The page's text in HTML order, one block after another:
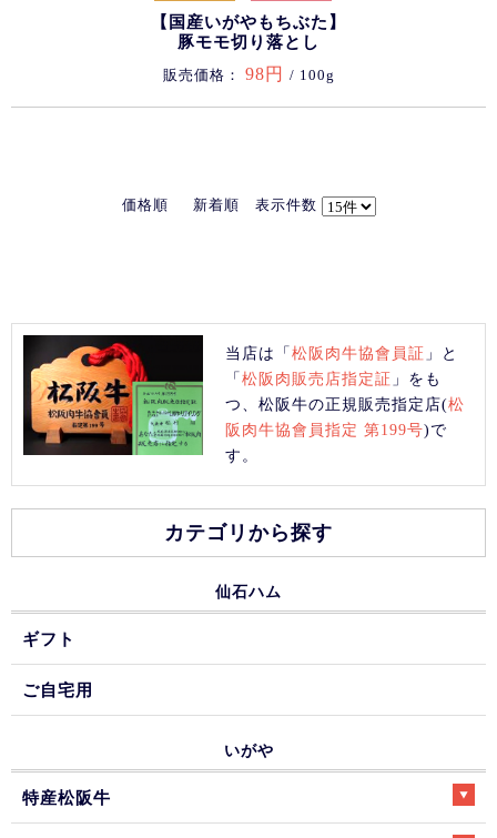
【国産いがやもちぶた】
豚モモ切り落とし
販売価格： 98円 / 100g
価格順 新着順 表示件数
当店は「松阪肉牛協會員証 」と
「松阪肉販売店指定証 」をも
つ、松阪牛の正規販売指定店(松
阪肉牛協會員指定 第199号)で
す。
カテゴリから探す
仙石ハム
ギフト
ご自宅用
いがや
特産松阪牛